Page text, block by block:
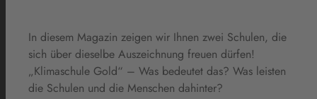
In diesem Magazin zeigen wir Ihnen zwei Schulen, die
sich über dieselbe Auszeichnung freuen dürfen!
„Klimaschule Gold“ – Was bedeutet das? Was leisten
die Schulen und die Menschen dahinter?